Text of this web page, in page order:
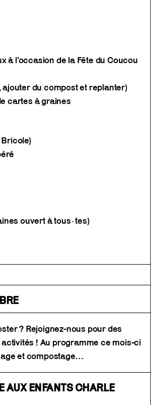
l’occasion de la Fête du Coucou
ajouter du compost et replanter)
cartes à graines
ouvert à tous·tes)
? Rejoignez-nous pour des
! Au programme ce mois-ci
et compostage…
AUX ENFANTS CHARLE